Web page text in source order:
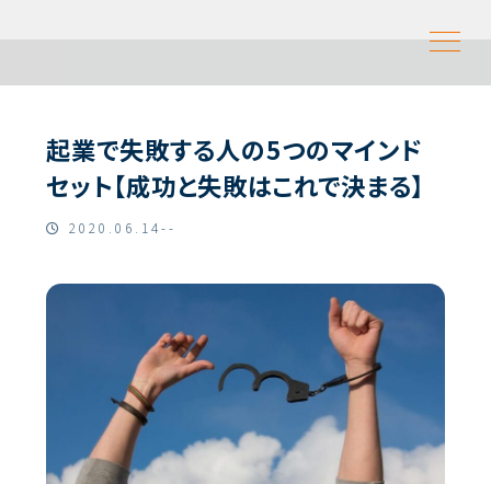
起業で失敗する人の5つのマインド
セット【成功と失敗はこれで決まる】
2020.06.14--